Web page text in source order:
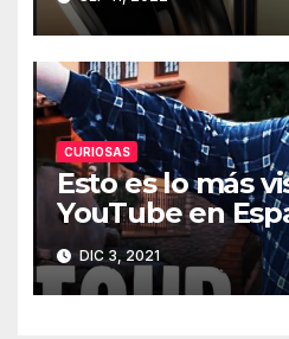
CURIOSAS
Esto es lo más
YouTube en
2021
DIC 3, 2021